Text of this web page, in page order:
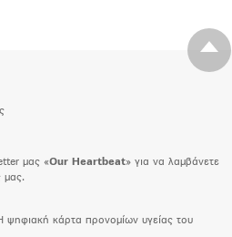
μας «Our Heartbeat» για να λαμβάνετε
μας.
ψηφιακή κάρτα προνομίων υγείας του